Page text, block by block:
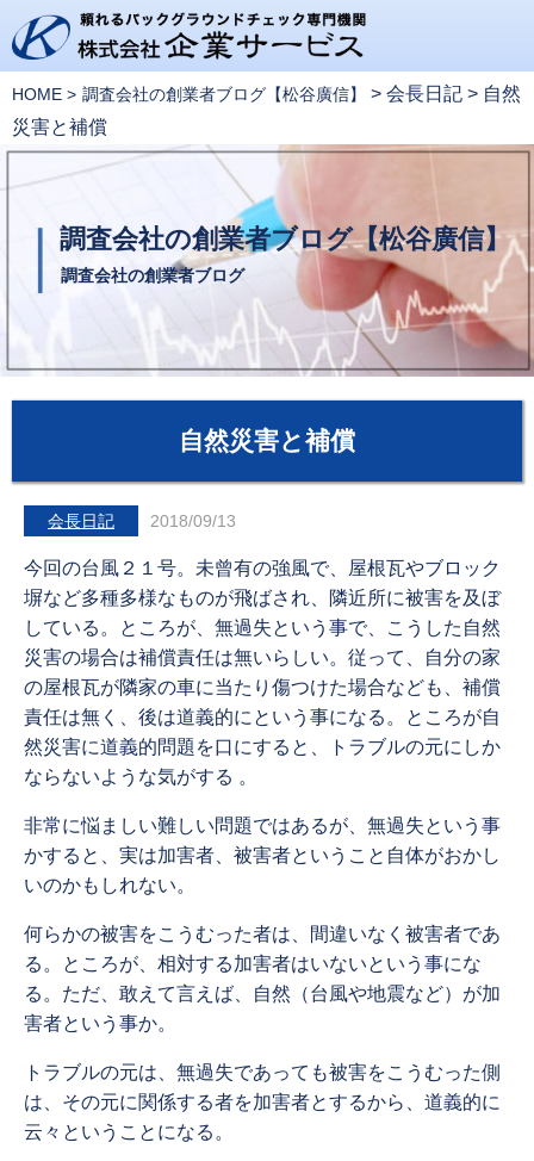
HOME 調査会社の創業者ブログ【松谷廣信】 > 会長日記 > 自然
災害と補償
調査会社の創業者ブログ【松谷廣信】
調査会社の創業者ブログ
自然災害と補償
会長日記 2018/09/13
今回の台風２１号。未曾有の強風で、屋根瓦やブロック
塀など多種多様なものが飛ばされ、隣近所に被害を及ぼ
している。ところが、無過失という事で、こうした自然
災害の場合は補償責任は無いらしい。従って、自分の家
の屋根瓦が隣家の車に当たり傷つけた場合なども、補償
責任は無く、後は道義的にという事になる。ところが自
然災害に道義的問題を口にすると、トラブルの元にしか
ならないような気がする 。
非常に悩ましい難しい問題ではあるが、無過失という事
かすると、実は加害者、被害者ということ自体がおかし
いのかもしれない。
何らかの被害をこうむった者は、間違いなく被害者であ
る。ところが、相対する加害者はいないという事にな
る。ただ、敢えて言えば、自然（台風や地震など）が加
害者という事か。
トラブルの元は、無過失であっても被害をこうむった側
は、その元に関係する者を加害者とするから、道義的に
云々ということになる。